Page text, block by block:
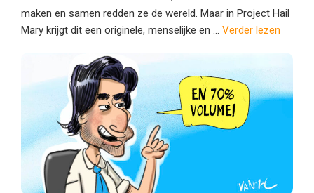
maken en samen redden ze de wereld. Maar in Project Hail
Mary krijgt dit een originele, menselijke en ... Verder lezen